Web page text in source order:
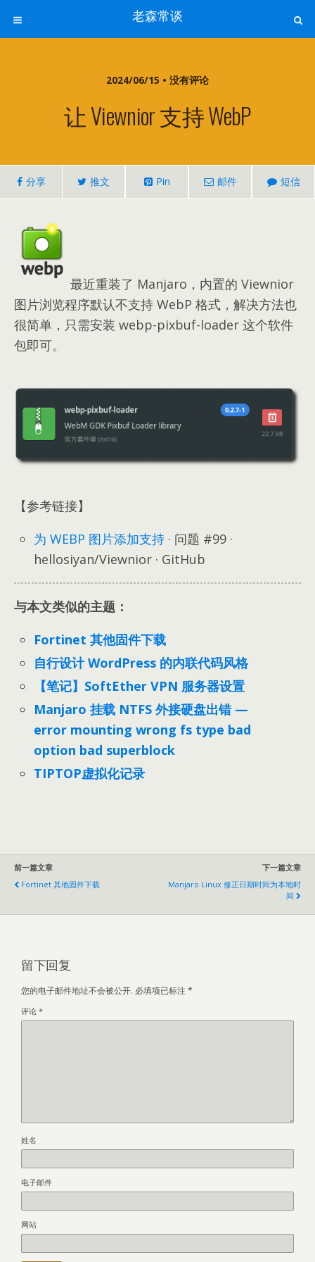
老森常谈
2024/06/15 • 没有评论
让 Viewnior 支持 WebP
分享 推文 Pin 邮件 短信
最近重装了 Manjaro，内置的 Viewnior
图片浏览程序默认不支持 WebP 格式，解决方法也
很简单，只需安装 webp-pixbuf-loader 这个软件
包即可。
【参考链接】
为 WEBP 图片添加支持 · 问题 #99 ·
hellosiyan/Viewnior · GitHub
与本文类似的主题：
Fortinet 其他固件下载
自行设计 WordPress 的内联代码风格
【笔记】SoftEther VPN 服务器设置
Manjaro 挂载 NTFS 外接硬盘出错 —
error mounting wrong fs type bad
option bad superblock
TIPTOP虚拟化记录
前一篇文章
Fortinet 其他固件下载
下一篇文章
Manjaro Linux 修正日期时间为本地时
间
留下回复
您的电子邮件地址不会被公开. 必填项已标注 *
评论 *
姓名
电子邮件
网站